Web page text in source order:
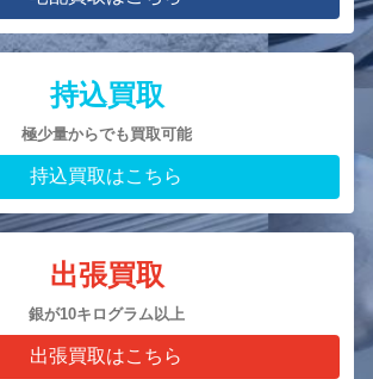
持込買取
極少量からでも買取可能
持込買取はこちら
出張買取
銀が10キログラム以上
出張買取はこちら